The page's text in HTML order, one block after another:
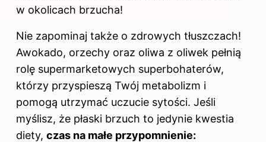
w okolicach brzucha!
Nie zapominaj także o zdrowych tłuszczach!
Awokado, orzechy oraz oliwa z oliwek pełnią
rolę supermarketowych superbohaterów,
którzy przyspieszą Twój metabolizm i
pomogą utrzymać uczucie sytości. Jeśli
myślisz, że płaski brzuch to jedynie kwestia
diety, czas na małe przypomnienie: